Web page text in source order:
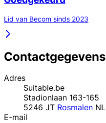
Lid van Becom sinds 2023
Contactgegevens
Adres
Suitable.be
Stadionlaan 163-165
5246 JT Rosmalen NL
E-mail